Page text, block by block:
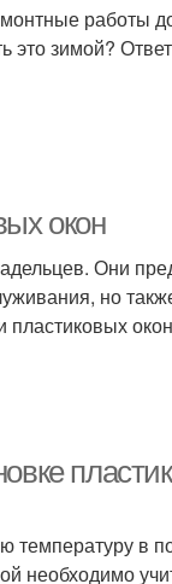
работы
зимой?
окон
Они
но
пластиковых
температуру в
необходимо